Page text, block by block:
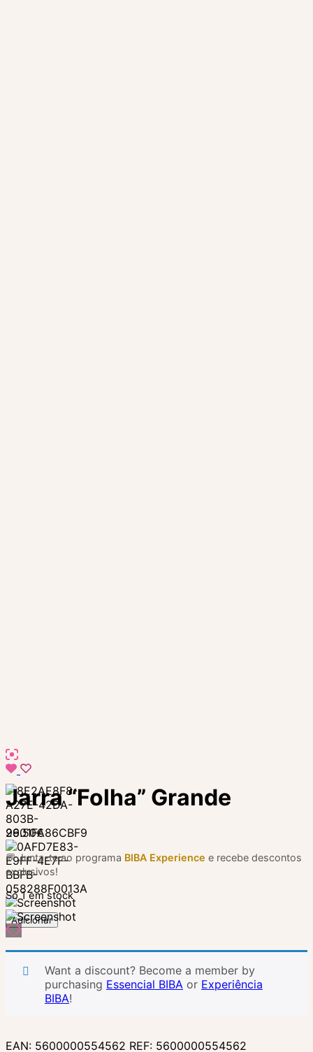
Jarra “Folha” Grande
29.50€
💬 Junta-te ao programa BIBA Experience e recebe descontos
exclusivos!
Só 1 em stock
Quantidade
de
Grande
Adicionar
Want a discount? Become a member by
purchasing Essencial BIBA or Experiência
BIBA!
EAN: 5600000554562 REF: 5600000554562